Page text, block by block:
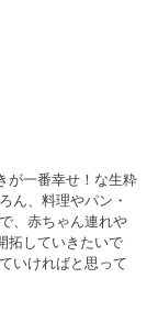
が一番幸せ！な生粋
ん、料理やパン・
、赤ちゃん連れや
拓していきたいで
いければと思って